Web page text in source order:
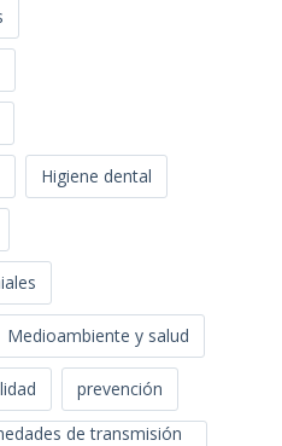
Higiene dental
Medioambiente y salud
prevención
de transmisión